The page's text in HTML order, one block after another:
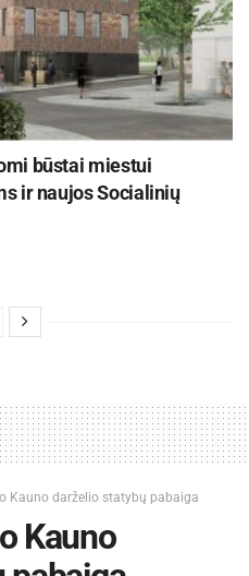
būstai miestui
ir naujos Socialinių
Kauno darželio statybų pabaiga
Kauno